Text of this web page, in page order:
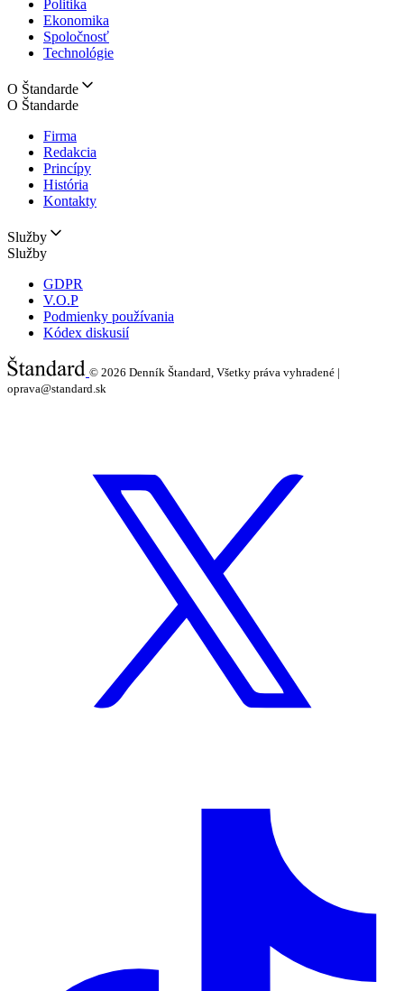
Politika
Ekonomika
Spoločnosť
Technológie
O Štandarde
O Štandarde
Firma
Redakcia
Princípy
História
Kontakty
Služby
Služby
GDPR
V.O.P
Podmienky používania
Kódex diskusií
© 2026 Denník Štandard, Všetky práva vyhradené |
oprava@standard.sk